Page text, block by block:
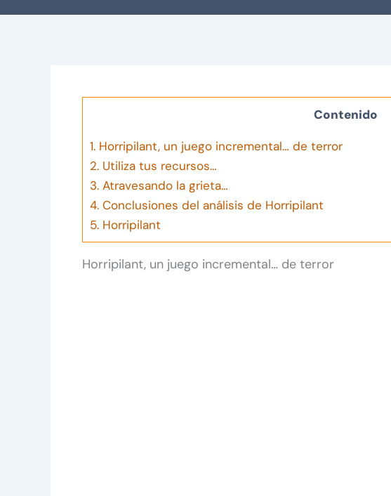
Contenido
1. Horripilant, un juego incremental… de terror
2. Utiliza tus recursos…
3. Atravesando la grieta…
4. Conclusiones del análisis de Horripilant
5. Horripilant
Horripilant, un juego incremental… de terror